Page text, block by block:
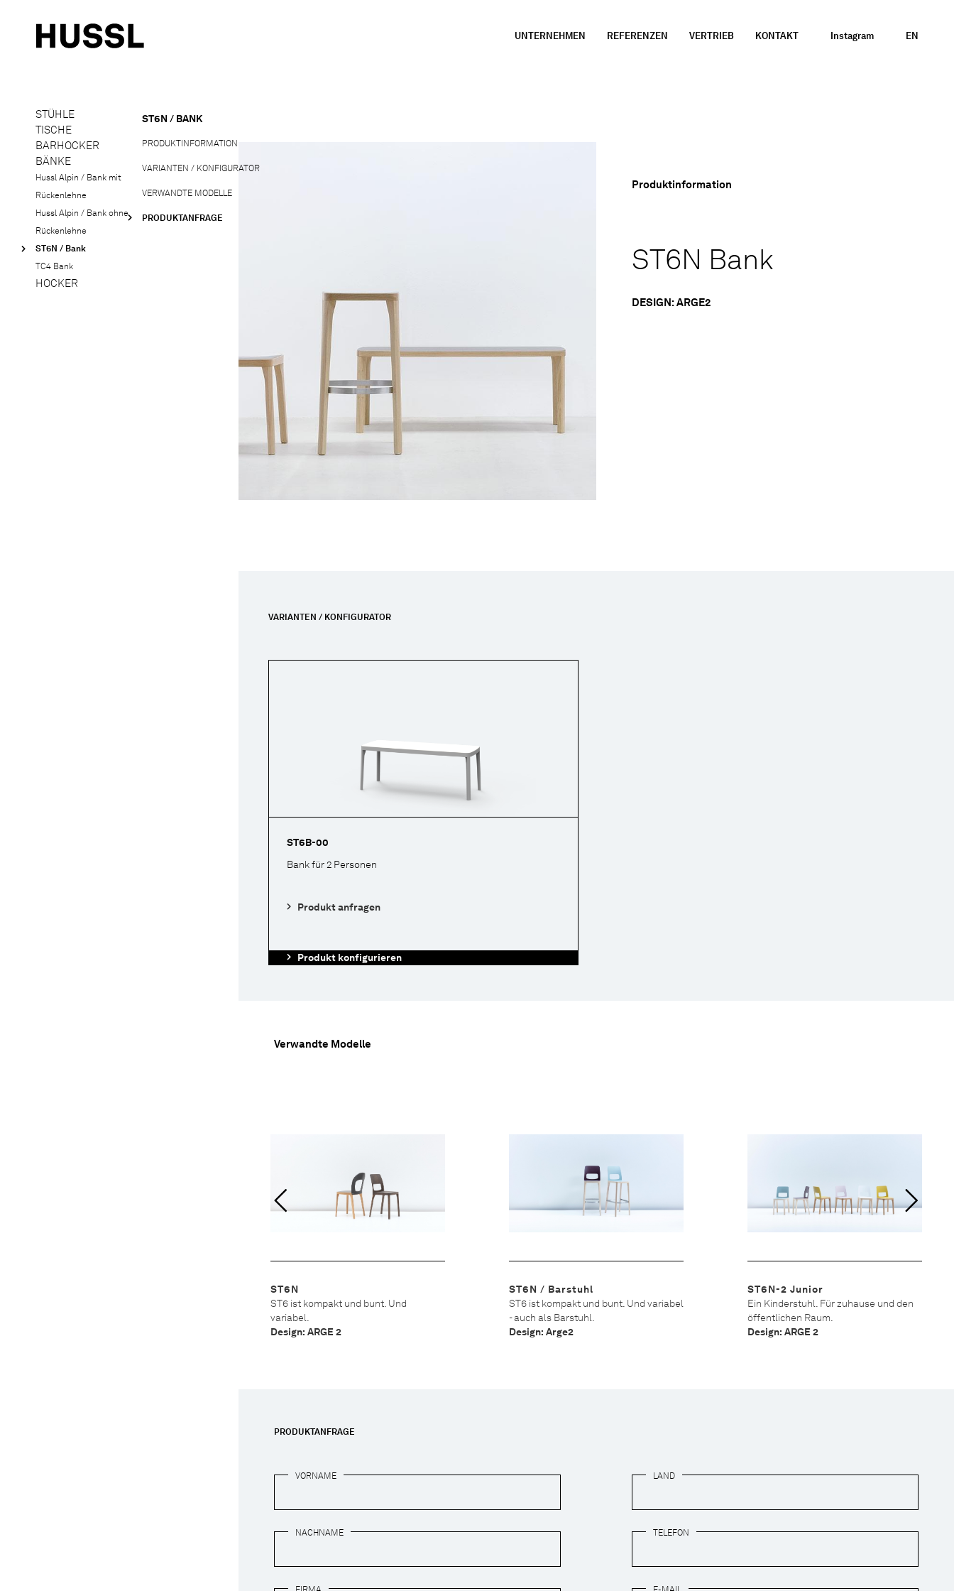
STÜHLE
TISCHE
BARHOCKER
BÄNKE
Hussl Alpin / Bank mit
Rückenlehne
Hussl Alpin / Bank ohne
Rückenlehne
ST6N / Bank
TC4 Bank
HOCKER
UNTERNEHMEN REFERENZEN VERTRIEB KONTAKT Instagram EN
ST6N / BANK
PRODUKTINFORMATION
VARIANTEN / KONFIGURATOR
VERWANDTE MODELLE
PRODUKTANFRAGE
Produktinformation
ST6N Bank
DESIGN: ARGE2
VARIANTEN / KONFIGURATOR
ST6B-00
Bank für 2 Personen
Produkt anfragen
Produkt konfigurieren
Verwandte Modelle
ST6N
ST6 ist kompakt und bunt. Und
variabel.
Design: ARGE 2
ST6N / Barstuhl
ST6 ist kompakt und bunt. Und variabel
- auch als Barstuhl.
Design: Arge2
ST6N-2 Junior
Ein Kinderstuhl. Für zuhause und den
öffentlichen Raum.
Design: ARGE 2
PRODUKTANFRAGE
VORNAME
NACHNAME
LAND
TELEFON